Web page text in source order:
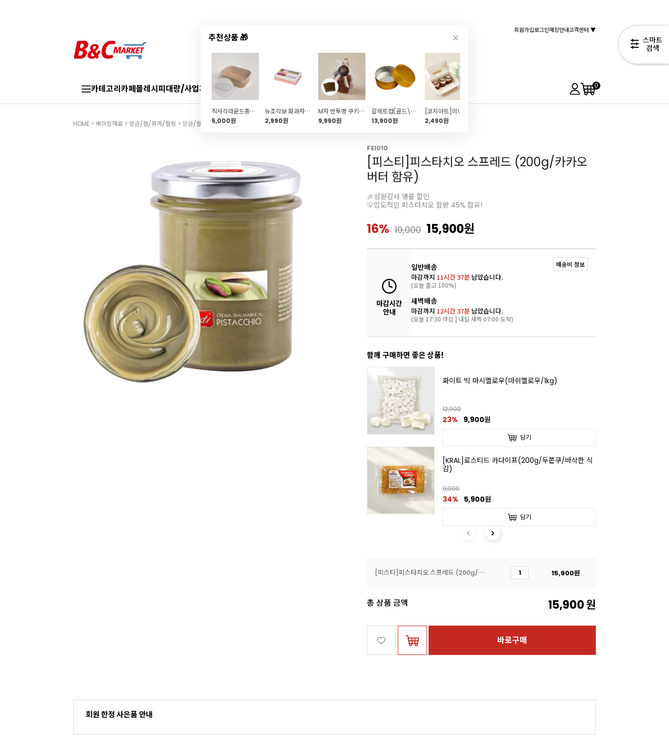
추천상품 🎁
직사각라운드종이용기뚜껑(170*120*60\/50개입)
5,000원
뉴조각보 화과자박스(6구\/화과자상자)
2,990원
M자 반투명 쿠키봉투 세트(금색받침포함\/100개)
9,990원
갈레트컵(골드\/100개입)
13,900원
2,490원
회원가입로그인매장안내고객센터 ▼
카테고리카페몰레시피대량/사업자 브랜드샵신상품 특가/혜택 0
HOME > 베이킹재료 > 앙금/잼/퓨레/필링 > 앙금/필링
FEI010
[피스티]피스타치오 스프레드 (200g/카카오
버터 함유)
🎉성원감사 앵콜 할인
💡압도적인 피스타치오 함량 45% 함유!
16% 19,000 15,900원
마감시간
안내
일반배송
마감까지 11시간 37분 남았습니다.
(오늘 출고 100%)
새벽배송
마감까지 12시간 37분 남았습니다.
(오늘 17:30 마감 | 내일 새벽 07:00 도착)
배송비 정보
함께 구매하면 좋은 상품!
화이트 빅 마시멜로우(마쉬멜로우/1kg)
12,900
23% 9,900원
담기
[KRAL]로스티드 카다이프(200g/두쫀쿠/바삭한 식
감)
9,000
34% 5,900원
담기
[피스티]피스타치오 스프레드 (200g/카카오버터 함유) 15,900원
총 상품 금액 15,900원
바로구매
회원 한정 사은품 안내